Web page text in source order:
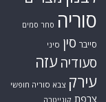
סוריה סחר סמים
סייבר סין סיני
סעודיה עזה
עירק צבא סוריה חופשי
צרפת קונייטרה